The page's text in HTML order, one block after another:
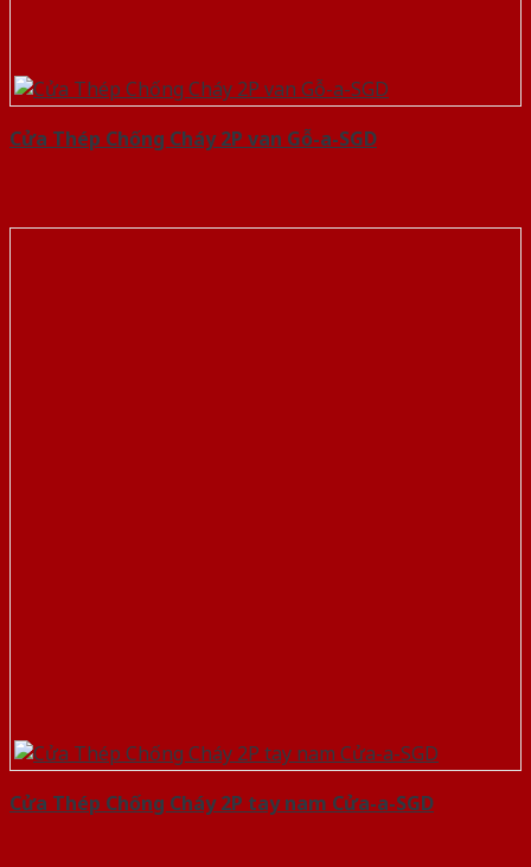
Cửa Thép Chống Cháy 2P van Gỗ-a-SGD
Cửa Thép Chống Cháy 2P tay nam Cửa-a-SGD